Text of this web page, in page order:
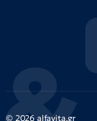
© 2026 alfavita.gr